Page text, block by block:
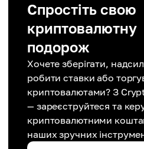
Спростіть свою
криптовалютну
подорож
Хочете зберігати,
робити ставки або
криптовалютами? З
— зареєструйтеся та
криптовалютними
наших зручних